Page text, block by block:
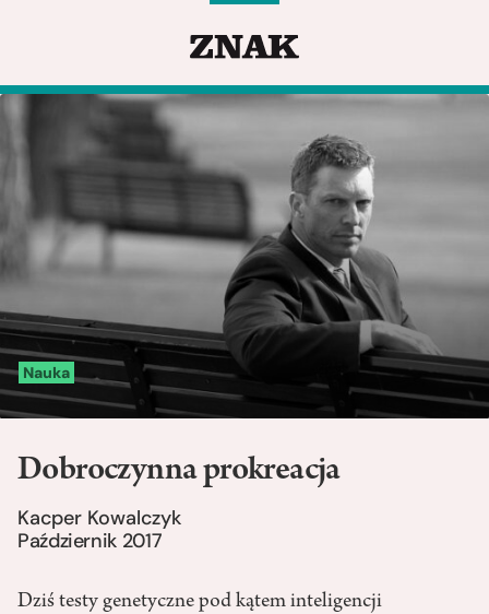
Nauka
Dobroczynna prokreacja
Kacper Kowalczyk
Październik 2017
Dziś testy genetyczne pod kątem inteligencji